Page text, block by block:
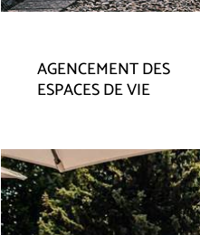
AGENCEMENT DES
ESPACES DE VIE